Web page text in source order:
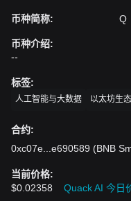
币种简称: Q
币种介绍:
--
标签:
人工智能与大数据 以太坊生态
合约:
0xc07e
e690589 (BNB
当前价格:
$0.02358
Quack AI 今日